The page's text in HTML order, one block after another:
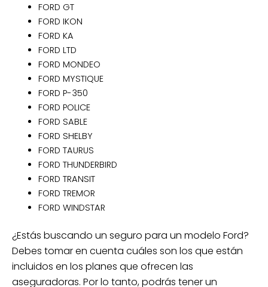
FORD GT
FORD IKON
FORD KA
FORD LTD
FORD MONDEO
FORD MYSTIQUE
FORD P-350
FORD POLICE
FORD SABLE
FORD SHELBY
FORD TAURUS
FORD THUNDERBIRD
FORD TRANSIT
FORD TREMOR
FORD WINDSTAR
¿Estás buscando un seguro para un modelo Ford?
Debes tomar en cuenta cuáles son los que están
incluidos en los planes que ofrecen las
aseguradoras. Por lo tanto, podrás tener un